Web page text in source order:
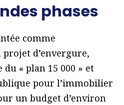
phases
comme
projet d’envergure,
« plan 15 000 » et
pour l’immobilier
un budget d’environ